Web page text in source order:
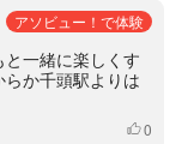
アソビュー！で体験
と一緒に楽しくす
か千頭駅よりは
いいね
0